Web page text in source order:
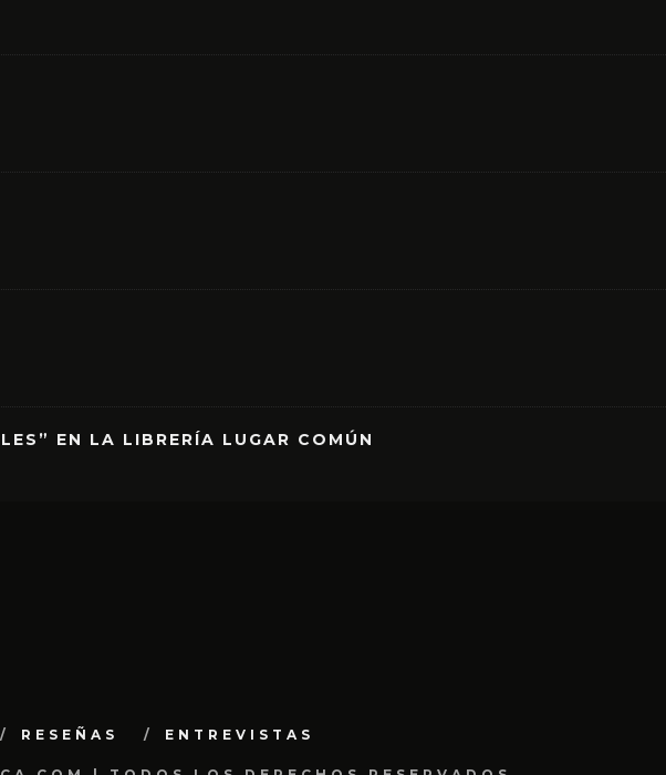
EN LA LIBRERÍA LUGAR COMÚN
RESEÑAS ENTREVISTAS